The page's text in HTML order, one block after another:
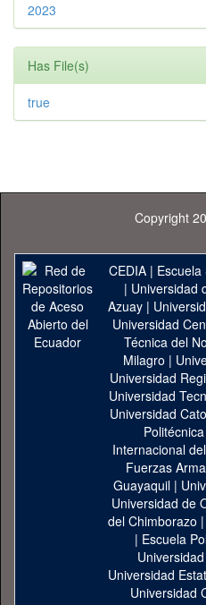
2023
Has File(s)
true
Copyright
CEDIA|
| Universidad
Azuay|
Universidad
Técnica del
Milagro |
Universidad
Universidad
Universidad
Internacional
Fuerzas
Guayaquil|
Universidad de
del Chimborazo |
| Escuela
Universidad
Universidad